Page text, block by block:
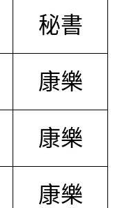
秘書
康樂
康樂
康樂